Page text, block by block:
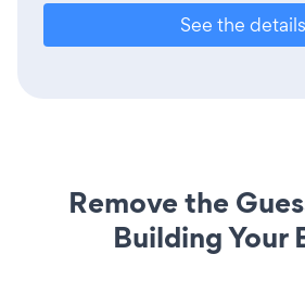
See the details
Remove the
Building Your